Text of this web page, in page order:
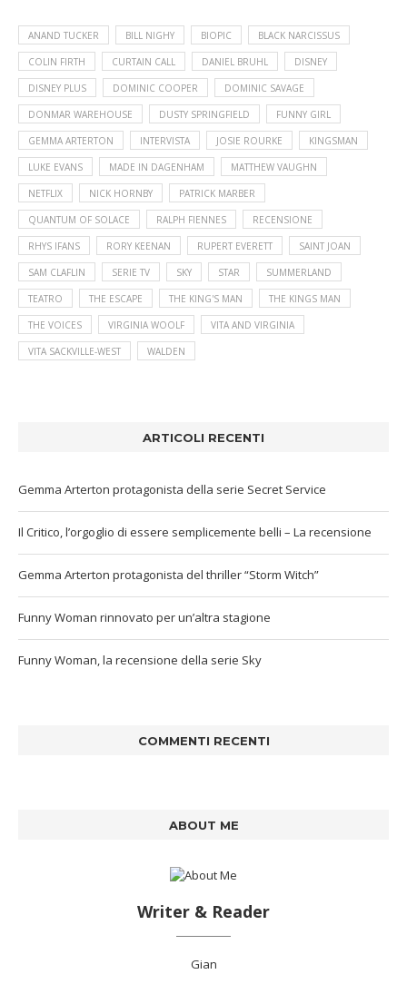
ANAND TUCKER BILL NIGHY BIOPIC BLACK NARCISSUS
COLIN FIRTH CURTAIN CALL DANIEL BRUHL DISNEY
DISNEY PLUS DOMINIC COOPER DOMINIC SAVAGE
DONMAR WAREHOUSE DUSTY SPRINGFIELD FUNNY GIRL
GEMMA ARTERTON INTERVISTA JOSIE ROURKE KINGSMAN
LUKE EVANS MADE IN DAGENHAM MATTHEW VAUGHN
NETFLIX NICK HORNBY PATRICK MARBER
QUANTUM OF SOLACE RALPH FIENNES RECENSIONE
RHYS IFANS RORY KEENAN RUPERT EVERETT SAINT JOAN
SAM CLAFLIN SERIE TV SKY STAR SUMMERLAND
TEATRO THE ESCAPE THE KING'S MAN THE KINGS MAN
THE VOICES VIRGINIA WOOLF VITA AND VIRGINIA
VITA SACKVILLE-WEST WALDEN
ARTICOLI RECENTI
Gemma Arterton protagonista della serie Secret Service
Il Critico, l’orgoglio di essere semplicemente belli – La recensione
Gemma Arterton protagonista del thriller “Storm Witch”
Funny Woman rinnovato per un’altra stagione
Funny Woman, la recensione della serie Sky
COMMENTI RECENTI
ABOUT ME
Writer & Reader
Gian